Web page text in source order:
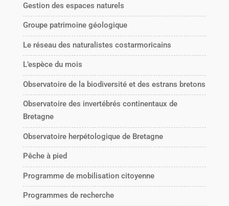
Gestion des espaces naturels
Groupe patrimoine géologique
Le réseau des naturalistes costarmoricains
L’espèce du mois
Observatoire de la biodiversité et des estrans bretons
Observatoire des invertébrés continentaux de
Bretagne
Observatoire herpétologique de Bretagne
Pêche à pied
Programme de mobilisation citoyenne
Programmes de recherche